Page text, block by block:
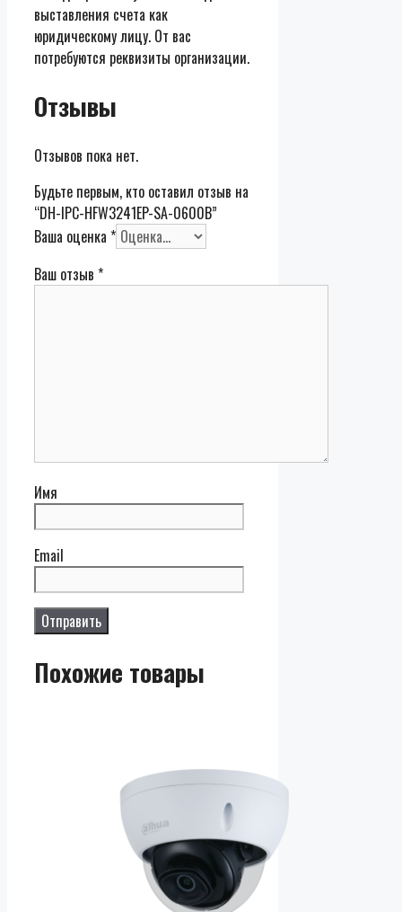
выставления счета как
юридическому лицу. От вас
потребуются реквизиты организации.
Отзывы
Отзывов пока нет.
Будьте первым, кто оставил отзыв на
“DH-IPC-HFW3241EP-SA-0600B”
Ваша оценка *
Ваш отзыв *
Имя
Email
Похожие товары